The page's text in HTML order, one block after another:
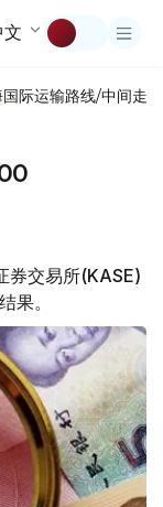
文
际运输路线/中间走廊
券交易所(KASE)
果。